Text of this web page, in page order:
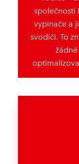
společnosti
vypínače a
svodiči. To